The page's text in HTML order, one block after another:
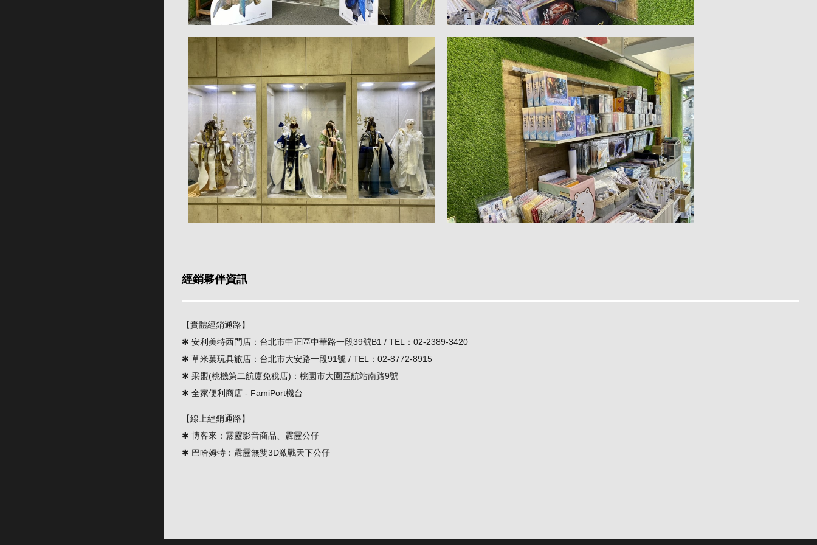
經銷夥伴資訊
【實體經銷通路】
✱ 安利美特西門店：台北市中正區中華路一段39號B1 / TEL：02-2389-3420
✱ 草米菓玩具旅店：台北市大安路一段91號 / TEL：02-8772-8915
✱ 采盟(桃機第二航廈免稅店)：桃園市大園區航站南路9號
✱ 全家便利商店 - FamiPort機台
【線上經銷通路】
✱ 博客來： 霹靂影音商品、霹靂公仔
✱ 巴哈姆特： 霹靂無雙3D激戰天下公仔